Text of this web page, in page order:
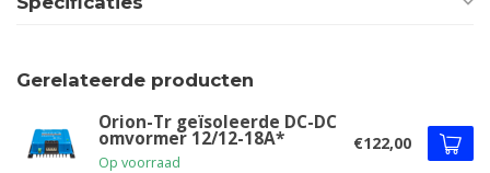
Gerelateerde producten
Orion-Tr geïsoleerde DC-DC
omvormer 12/12-18A*
Op voorraad
€122,00